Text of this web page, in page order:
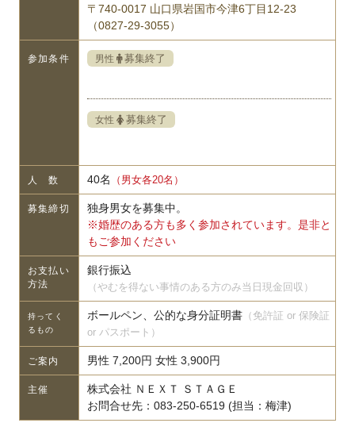
〒740-0017 山口県岩国市今津6丁目12-23
（0827-29-3055）
参加条件 男性 募集終了
女性 募集終了
人 数 40名 （男女各20名）
募集締切
独身男女を募集中。
※婚歴のある方も多く参加されています。是非と
もご参加ください
お支払い
方法
銀行振込
（やむを得ない事情のある方のみ当日現金回収）
持ってく
るもの
ボールペン、公的な身分証明書（免許証 or 保険証
or パスポート）
ご案内 男性 7,200円 女性 3,900円
主催
株式会社 ＮＥＸＴ ＳＴＡＧＥ
お問合せ先：083-250-6519 (担当：梅津)